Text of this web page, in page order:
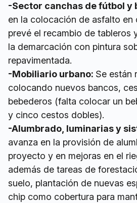
-Sector canchas de fútbol y
en la colocación de asfalto en
prevé el recambio de tableros
la demarcación con pintura
repavimentada.
-Mobiliario urbano: Se están
colocando nuevos bancos,
bebederos (falta colocar un
y cinco cestos dobles).
-Alumbrado, luminarias y
avanza en la provisión de
proyecto y en mejoras en el
además de tareas de
suelo, plantación de nuevas
chip como cobertura para